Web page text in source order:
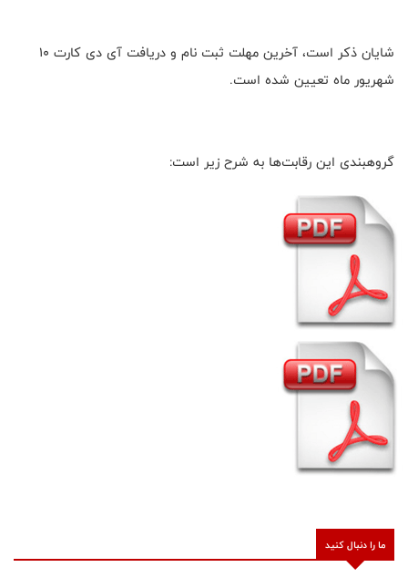
شایان ذکر است، آخرین مهلت ثبت نام و دریافت آی دی کارت ۱۰
شهریور ماه تعیین شده است.
گروهبندی این رقابت‌ها به شرح زیر است:
ما را دنبال کنید